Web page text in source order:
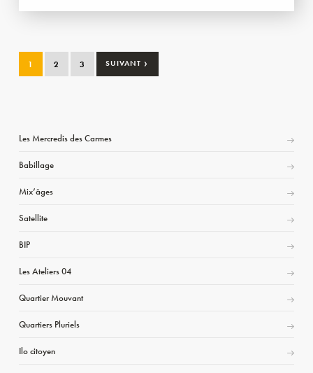
1 2 3 SUIVANT ›
Les Mercredis des Carmes
Babillage
Mix’âges
Satellite
BIP
Les Ateliers 04
Quartier Mouvant
Quartiers Pluriels
Ilo citoyen